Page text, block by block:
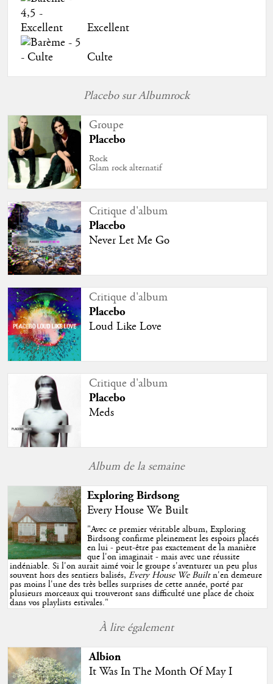
Excellent
Culte
Placebo sur Albumrock
Groupe
Placebo
Rock
Glam rock alternatif
Critique d'album
Placebo
Never Let Me Go
Critique d'album
Placebo
Loud Like Love
Critique d'album
Placebo
Meds
Album de la semaine
Exploring Birdsong
Every House We Built
"Avec ce premier véritable album, Exploring
Birdsong confirme pleinement les espoirs placés
en lui - peut-être pas exactement de la manière
que l'on imaginait - mais avec une réussite
indéniable. Si l'on aurait aimé voir le groupe s'aventurer un peu plus
souvent hors des sentiers balisés,Every House We Builtn'en demeure
pas moins l'une des très belles surprises de cette année, porté par
plusieurs morceaux qui trouveront sans difficulté une place de choix
dans vos playlists estivales."
À lire également
Albion
It Was In The Month Of May I